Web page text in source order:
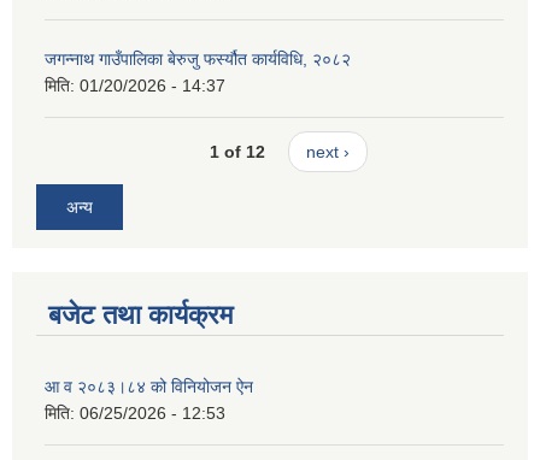
जगन्नाथ गाउँपालिका बेरुजु फर्स्यौत कार्यविधि, २०८२
मिति: 01/20/2026 - 14:37
1 of 12 next ›
अन्य
बजेट तथा कार्यक्रम
आ व २०८३।८४ को विनियोजन ऐन
मिति: 06/25/2026 - 12:53